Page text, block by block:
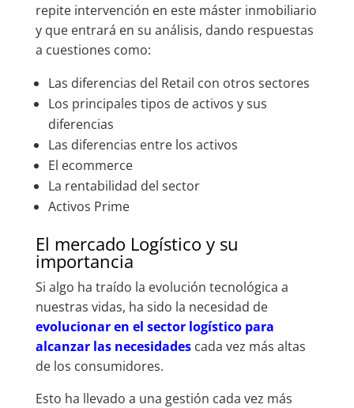
repite intervención en este máster inmobiliario
y que entrará en su análisis, dando respuestas
a cuestiones como:
Las diferencias del Retail con otros sectores
Los principales tipos de activos y sus
diferencias
Las diferencias entre los activos
El ecommerce
La rentabilidad del sector
Activos Prime
El mercado Logístico y su
importancia
Si algo ha traído la evolución tecnológica a
nuestras vidas, ha sido la necesidad de
evolucionar en el sector logístico para
alcanzar las necesidadescada vez más altas
de los consumidores.
Esto ha llevado a una gestión cada vez más